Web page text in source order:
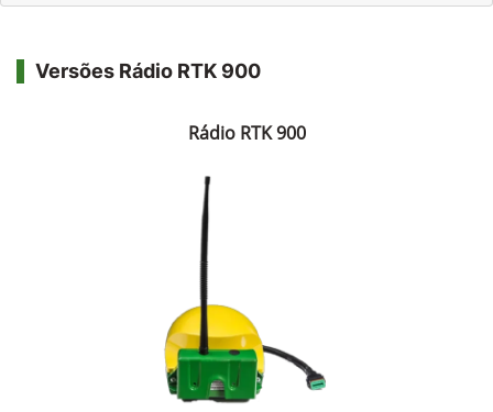
Versões Rádio RTK 900
Rádio RTK 900